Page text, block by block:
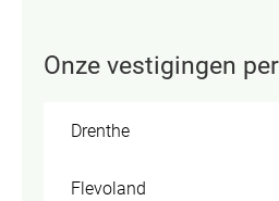
Onze vestigingen
Drenthe
Flevoland